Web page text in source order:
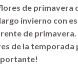
de primavera
invierno con
de primavera.
de la temporada